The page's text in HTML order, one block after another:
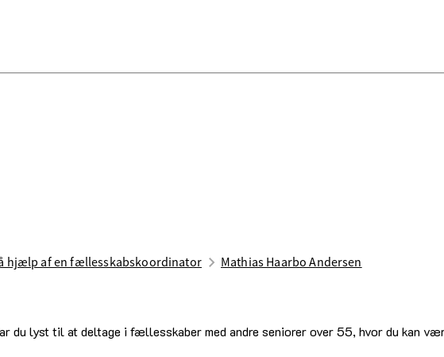
hjælp af en fællesskabskoordinator Mathias Haarbo Andersen
lyst til at deltage i fællesskaber med andre seniorer over 55, hvor du kan